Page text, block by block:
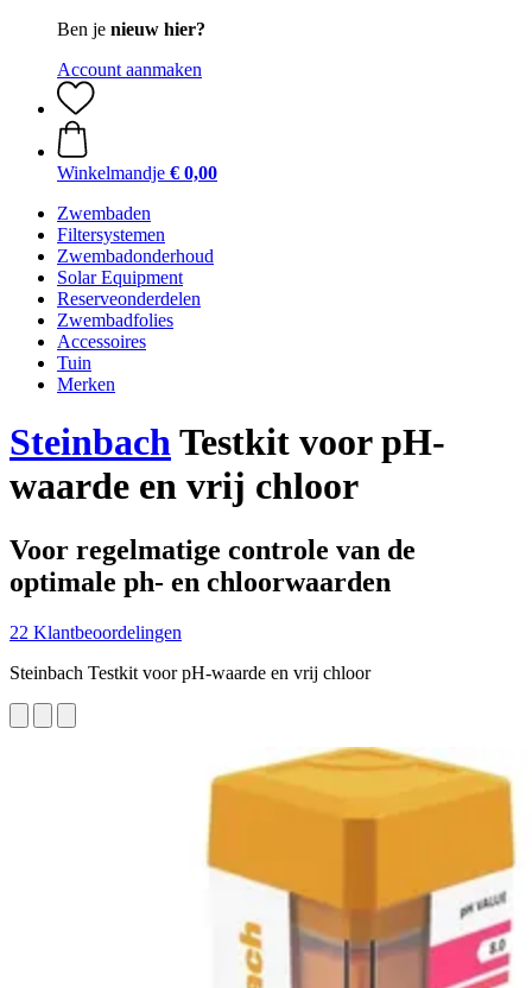
Ben je nieuw hier?
Account aanmaken
Winkelmandje € 0,00
Zwembaden
Filtersystemen
Zwembadonderhoud
Solar Equipment
Reserveonderdelen
Zwembadfolies
Accessoires
Tuin
Merken
SteinbachTestkit voor pH-
waarde en vrij chloor
Voor regelmatige controle van de
optimale ph- en chloorwaarden
22 Klantbeoordelingen
Steinbach Testkit voor pH-waarde en vrij chloor